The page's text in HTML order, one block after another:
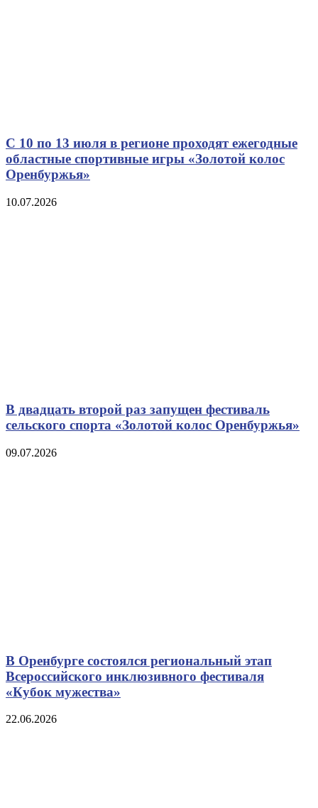
С 10 по 13 июля в регионе проходят ежегодные
областные спортивные игры «Золотой колос
Оренбуржья»
10.07.2026
В двадцать второй раз запущен фестиваль
сельского спорта «Золотой колос Оренбуржья»
09.07.2026
В Оренбурге состоялся региональный этап
Всероссийского инклюзивного фестиваля
«Кубок мужества»
22.06.2026